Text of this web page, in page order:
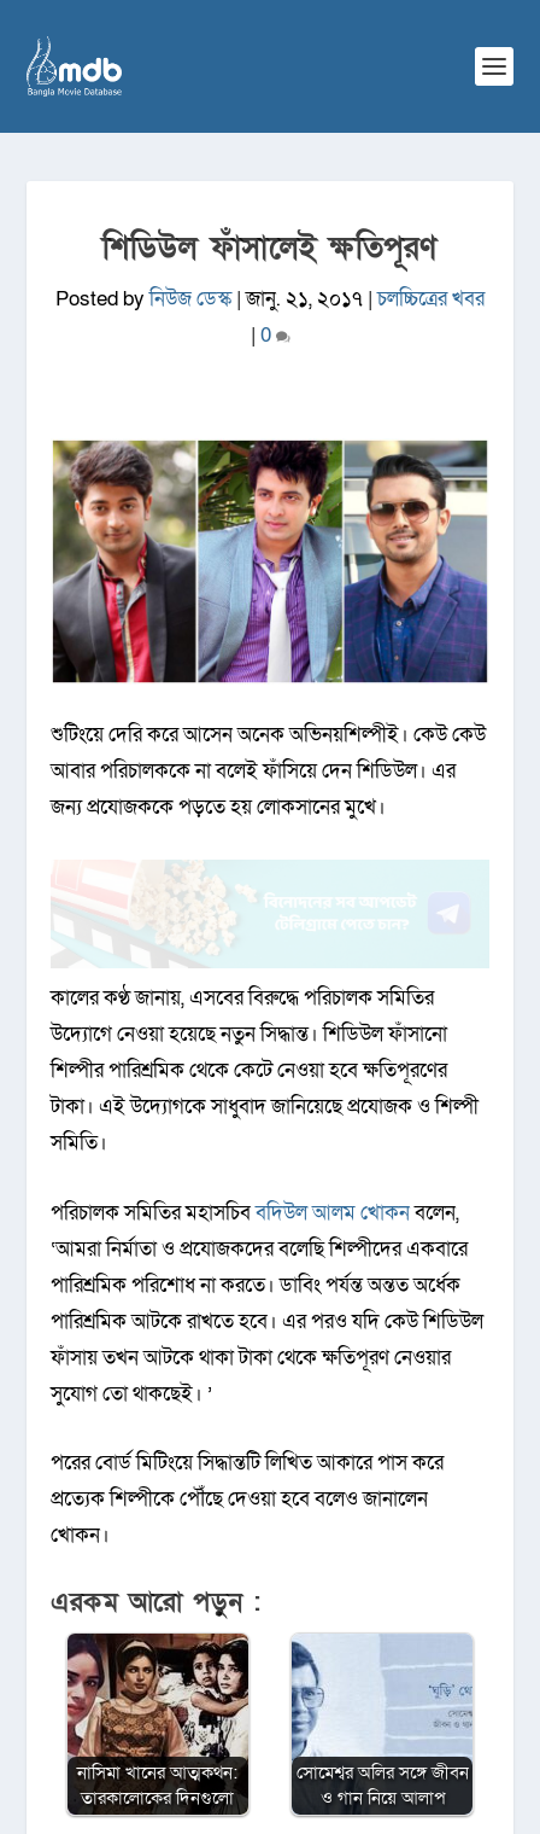
শিডিউল ফাঁসালেই ক্ষতিপূরণ
Posted byনিউজ ডেস্ক|জানু. ২১, ২০১৭ |চলচ্চিত্রের খবর
| 0
শুটিংয়ে দেরি করে আসেন অনেক অভিনয়শিল্পীই। কেউ কেউ
আবার পরিচালককে না বলেই ফাঁসিয়ে দেন শিডিউল। এর
জন্য প্রযোজককে পড়তে হয় লোকসানের মুখে।
কালের কণ্ঠ জানায়, এসবের বিরুদ্ধে পরিচালক সমিতির
উদ্যোগে নেওয়া হয়েছে নতুন সিদ্ধান্ত। শিডিউল ফাঁসানো
শিল্পীর পারিশ্রমিক থেকে কেটে নেওয়া হবে ক্ষতিপূরণের
টাকা। এই উদ্যোগকে সাধুবাদ জানিয়েছে প্রযোজক ও শিল্পী
সমিতি।
পরিচালক সমিতির মহাসচিববদিউল আলম খোকনবলেন,
‘আমরা নির্মাতা ও প্রযোজকদের বলেছি শিল্পীদের একবারে
পারিশ্রমিক পরিশোধ না করতে। ডাবিং পর্যন্ত অন্তত অর্ধেক
পারিশ্রমিক আটকে রাখতে হবে। এর পরও যদি কেউ শিডিউল
ফাঁসায় তখন আটকে থাকা টাকা থেকে ক্ষতিপূরণ নেওয়ার
সুযোগ তো থাকছেই। ’
পরের বোর্ড মিটিংয়ে সিদ্ধান্তটি লিখিত আকারে পাস করে
প্রত্যেক শিল্পীকে পৌঁছে দেওয়া হবে বলেও জানালেন
খোকন।
এরকম আরো পড়ুন :
নাসিমা খানের আত্মকথন:
তারকালোকের দিনগুলো
সোমেশ্বর অলির সঙ্গে জীবন
ও গান নিয়ে আলাপ